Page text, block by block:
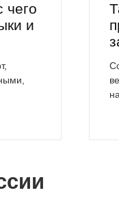
чего
и